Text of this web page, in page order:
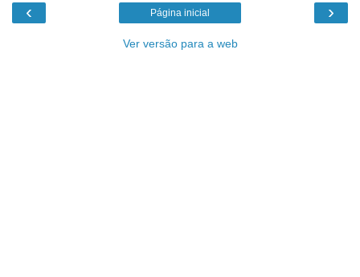
‹ ›
Página inicial
Ver versão para a web